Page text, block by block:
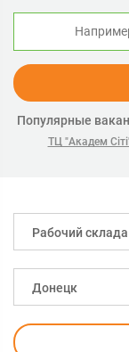
Популярные
ТЦ "Академ
Рабочий склада
Донецк